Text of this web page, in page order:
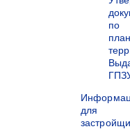
по
для